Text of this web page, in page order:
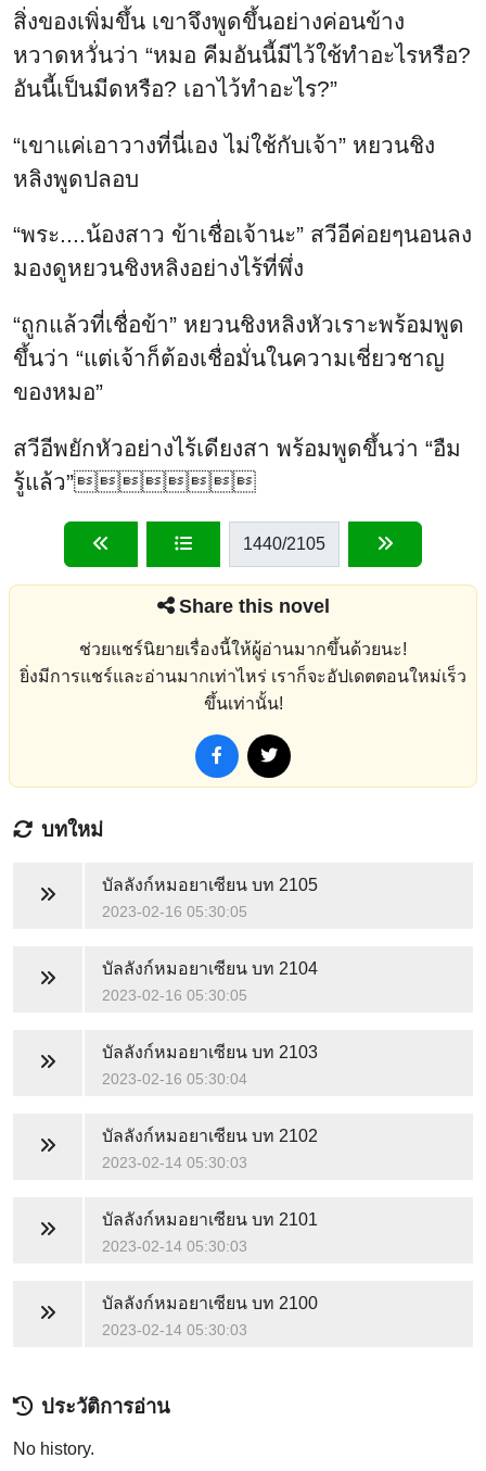
สิ่งของเพิ่มขึ้น เขาจึงพูดขึ้นอย่างค่อนข้าง
หวาดหวั่นว่า “หมอ คีมอันนี้มีไว้ใช้ทำอะไรหรือ?
อันนี้เป็นมีดหรือ? เอาไว้ทำอะไร?”
“เขาแค่เอาวางที่นี่เอง ไม่ใช้กับเจ้า” หยวนชิง
หลิงพูดปลอบ
“พระ....น้องสาว ข้าเชื่อเจ้านะ” สวีอีค่อยๆนอนลง
มองดูหยวนชิงหลิงอย่างไร้ที่พึ่ง
“ถูกแล้วที่เชื่อข้า” หยวนชิงหลิงหัวเราะพร้อมพูด
ขึ้นว่า “แต่เจ้าก็ต้องเชื่อมั่นในความเชี่ยวชาญ
ของหมอ”
สวีอีพยักหัวอย่างไร้เดียงสา พร้อมพูดขึ้นว่า “อืม
รู้แล้ว”
1440/2105
Share this novel
ช่วยแชร์นิยายเรื่องนี้ให้ผู้อ่านมากขึ้นด้วยนะ!
ยิ่งมีการแชร์และอ่านมากเท่าไหร่ เราก็จะอัปเดตตอนใหม่เร็ว
ขึ้นเท่านั้น!
บทใหม่
บัลลังก์หมอยาเซียนบท 2105
2023-02-16 05:30:05
บัลลังก์หมอยาเซียนบท 2104
2023-02-16 05:30:05
บัลลังก์หมอยาเซียนบท 2103
2023-02-16 05:30:04
บัลลังก์หมอยาเซียนบท 2102
2023-02-14 05:30:03
บัลลังก์หมอยาเซียนบท 2101
2023-02-14 05:30:03
บัลลังก์หมอยาเซียนบท 2100
2023-02-14 05:30:03
ประวัติการอ่าน
No history.